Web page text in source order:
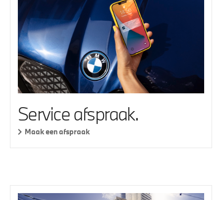
Service afspraak.
Maak een afspraak